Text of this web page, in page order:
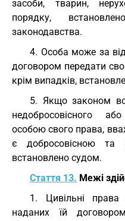
засоби, тварин,
порядку,
законодавства.
4. Особа може за
договором передати
крім випадків,
5. Якщо законом
недобросовісного
особою свого права,
є добросовісною
встановлено судом.
Стаття 13. Межі
1. Цивільні
наданих їй